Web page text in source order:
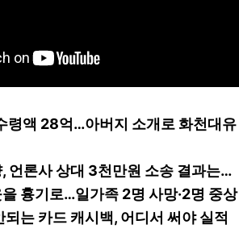
령액 28억…아버지 소개로 화천대유
언론사 상대 3천만원 소송 결과는…
흉기로…일가족 2명 사망·2명 중상
는 카드 캐시백, 어디서 써야 실적